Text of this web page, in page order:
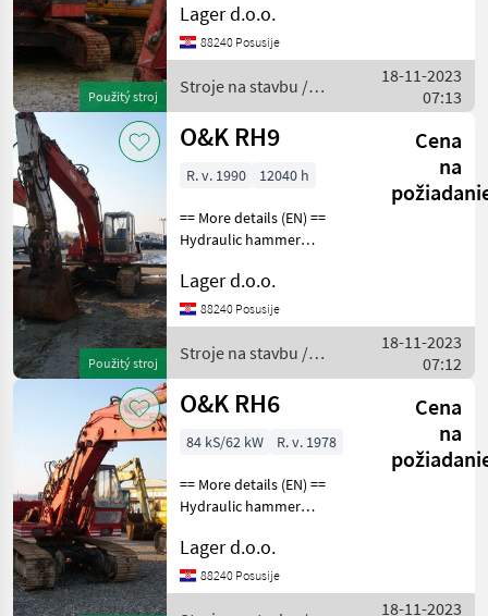
Použitý stroj
Cylinders cabin interior
dipperstick hydraulic pump
Hammer installation basket
Stroje n
Lager d.o.o.
88240 Posusije
Stroje na stavbu /
O&K
18-11-2023
07:13
Použitý stroj
O&K RH9
Cena
na
R. v. 1990 12040 h
== More details (EN) ==
Hydraulic hammer
clotch bucket for stone
Stroje na stavbu Pásový
báger
Lager d.o.o.
88240 Posusije
Stroje na stavbu /
O&K
18-11-2023
07:12
O&K RH6
Cena
na
84 kS/62 kW R. v. 1978
== More details (EN) ==
Hydraulic hammer
1150 mm stereo crane with
option of shortening Stroje
na stavbu Pásový báger
Lager d.o.o.
88240 Posusije
18-11-2023